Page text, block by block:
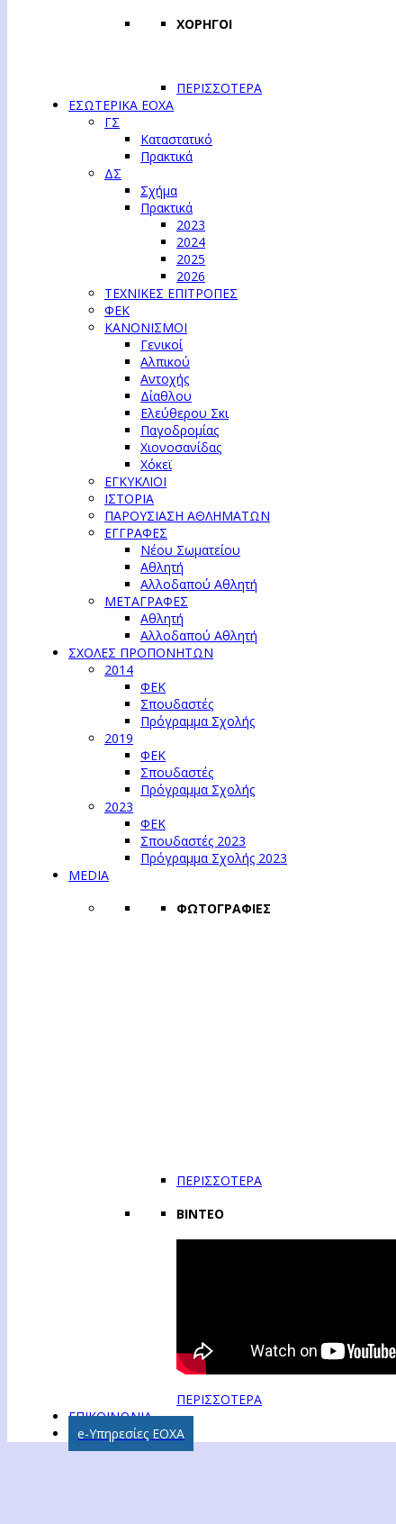
ΧΟΡΗΓΟΙ
ΠΕΡΙΣΣΟΤΕΡΑ
ΕΣΩΤΕΡΙΚΑ ΕΟΧΑ
ΓΣ
Καταστατικό
Πρακτικά
ΔΣ
Σχήμα
Πρακτικά
2023
2024
2025
2026
ΤΕΧΝΙΚΕΣ ΕΠΙΤΡΟΠΕΣ
ΦΕΚ
ΚΑΝΟΝΙΣΜΟΙ
Γενικοί
Αλπικού
Αντοχής
Δίαθλου
Ελεύθερου Σκι
Παγοδρομίας
Χιονοσανίδας
Χόκεϊ
ΕΓΚΥΚΛΙΟΙ
ΙΣΤΟΡΙΑ
ΠΑΡΟΥΣΙΑΣΗ ΑΘΛΗΜΑΤΩΝ
ΕΓΓΡΑΦΕΣ
Νέου Σωματείου
Αθλητή
Αλλοδαπού Αθλητή
ΜΕΤΑΓΡΑΦΕΣ
Αθλητή
Αλλοδαπού Αθλητή
ΣΧΟΛΕΣ ΠΡΟΠΟΝΗΤΩΝ
2014
ΦΕΚ
Σπουδαστές
Πρόγραμμα Σχολής
2019
ΦΕΚ
Σπουδαστές
Πρόγραμμα Σχολής
2023
ΦΕΚ
Σπουδαστές 2023
Πρόγραμμα Σχολής 2023
MEDIA
ΦΩΤΟΓΡΑΦΙΕΣ
ΠΕΡΙΣΣΟΤΕΡΑ
ΒΙΝΤΕΟ
ΠΕΡΙΣΣΟΤΕΡΑ
ΕΠΙΚΟΙΝΩΝΙΑ
e-Υπηρεσίες ΕΟΧΑ